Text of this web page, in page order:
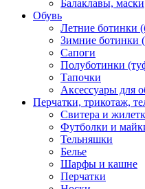
Балаклавы, маски
Обувь
Летние ботинки
Зимние ботинки
Сапоги
Полуботинки
Тапочки
Аксессуары для
Перчатки, трикотаж,
Свитера и
Футболки и
Тельняшки
Белье
Шарфы и кашне
Перчатки